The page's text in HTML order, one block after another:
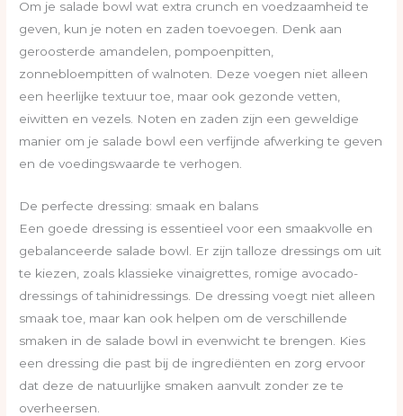
Om je salade bowl wat extra crunch en voedzaamheid te
geven, kun je noten en zaden toevoegen. Denk aan
geroosterde amandelen, pompoenpitten,
zonnebloempitten of walnoten. Deze voegen niet alleen
een heerlijke textuur toe, maar ook gezonde vetten,
eiwitten en vezels. Noten en zaden zijn een geweldige
manier om je salade bowl een verfijnde afwerking te geven
en de voedingswaarde te verhogen.
De perfecte dressing: smaak en balans
Een goede dressing is essentieel voor een smaakvolle en
gebalanceerde salade bowl. Er zijn talloze dressings om uit
te kiezen, zoals klassieke vinaigrettes, romige avocado-
dressings of tahinidressings. De dressing voegt niet alleen
smaak toe, maar kan ook helpen om de verschillende
smaken in de salade bowl in evenwicht te brengen. Kies
een dressing die past bij de ingrediënten en zorg ervoor
dat deze de natuurlijke smaken aanvult zonder ze te
overheersen.